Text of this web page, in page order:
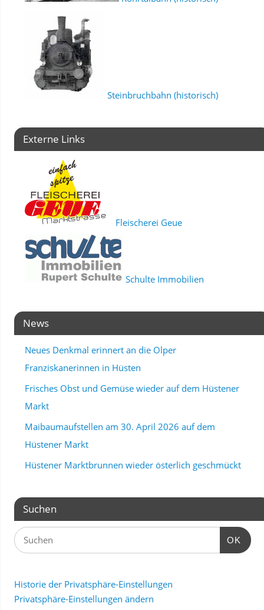
Steinbruchbahn (historisch)
Externe Links
Fleischerei Geue
Schulte Immobilien
News
Neues Denkmal erinnert an die Olper
Franziskanerinnen in Hüsten
Frisches Obst und Gemüse wieder auf dem Hüstener
Markt
Maibaumaufstellen am 30. April 2026 auf dem
Hüstener Markt
Hüstener Marktbrunnen wieder österlich geschmückt
Suchen
OK
Historie der Privatsphäre-Einstellungen
Privatsphäre-Einstellungen ändern